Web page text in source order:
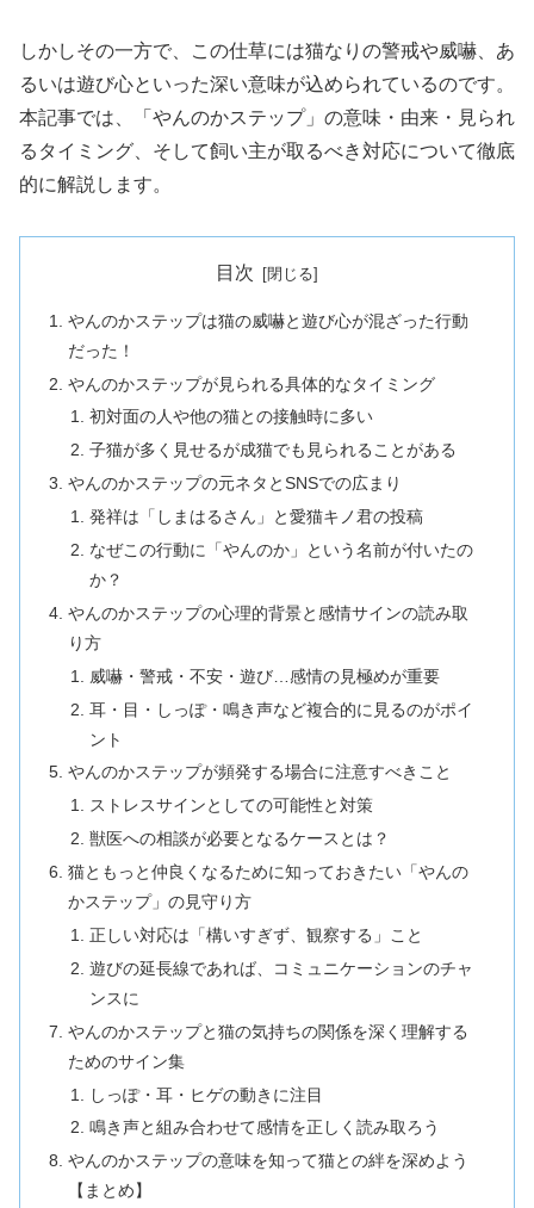
しかしその一方で、この仕草には猫なりの警戒や威嚇、あ
るいは遊び心といった深い意味が込められているのです。
本記事では、「やんのかステップ」の意味・由来・見られ
るタイミング、そして飼い主が取るべき対応について徹底
的に解説します。
目次
やんのかステップは猫の威嚇と遊び心が混ざった行動
だった！
やんのかステップが見られる具体的なタイミング
初対面の人や他の猫との接触時に多い
子猫が多く見せるが成猫でも見られることがある
やんのかステップの元ネタとSNSでの広まり
発祥は「しまはるさん」と愛猫キノ君の投稿
なぜこの行動に「やんのか」という名前が付いたの
か？
やんのかステップの心理的背景と感情サインの読み取
り方
威嚇・警戒・不安・遊び…感情の見極めが重要
耳・目・しっぽ・鳴き声など複合的に見るのがポイ
ント
やんのかステップが頻発する場合に注意すべきこと
ストレスサインとしての可能性と対策
獣医への相談が必要となるケースとは？
猫ともっと仲良くなるために知っておきたい「やんの
かステップ」の見守り方
正しい対応は「構いすぎず、観察する」こと
遊びの延長線であれば、コミュニケーションのチャ
ンスに
やんのかステップと猫の気持ちの関係を深く理解する
ためのサイン集
しっぽ・耳・ヒゲの動きに注目
鳴き声と組み合わせて感情を正しく読み取ろう
やんのかステップの意味を知って猫との絆を深めよう
【まとめ】